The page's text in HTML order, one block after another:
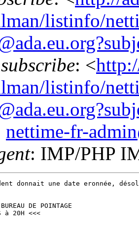
listinfo/
: <
listinfo/
nettime-fr-
: IMP/PHP
donnait une date eronnée,
DE POINTAGE
à 20H <<<